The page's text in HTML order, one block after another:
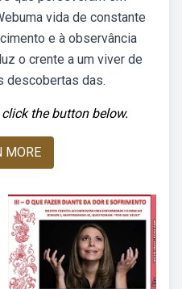
vida de constante
e à observância
o crente a um viver de
descobertas das.
the button below.
MORE